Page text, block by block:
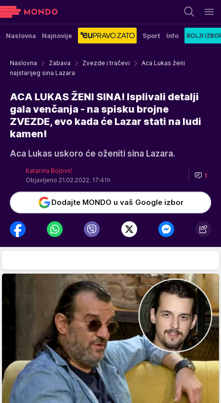
Naslovna Najnovije Sport Info
Naslovna Zabava Zvezde i tračevi
Aca Lukas ženi
najstarijeg sina Lazara
ACA LUKAS ŽENI SINA! Isplivali detalji
gala venčanja - na spisku brojne
ZVEZDE, evo kada će Lazar stati na ludi
kamen!
Aca Lukas uskoro će oženiti sina Lazara.
Katarina Bojović
Objavljeno 21.02.2022. 17:41h
1
Dodajte MONDO u vaš Google izbor